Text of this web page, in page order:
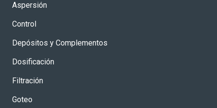
Aspersión
Control
Depósitos y Complementos
Dosificación
Filtración
Goteo